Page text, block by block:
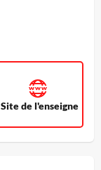
Site de l'enseigne